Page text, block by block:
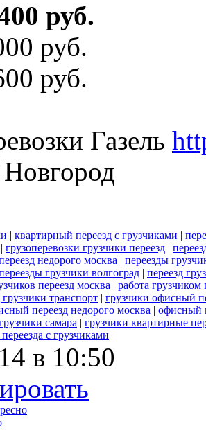
руб.
руб.
руб.
Газель
| квартирный переезд с грузчиками |
| грузоперевозки грузчики переезд |
недорого москва | переезды
грузчики волгоград | переезд
переезд москва | работа грузчиком
грузчики транспорт | грузчики офисный
переезд недорого москва | офисный
самара | грузчики квартирные
с грузчиками
в 10:50